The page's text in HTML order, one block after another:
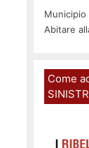
Municipio
Abitare
Come